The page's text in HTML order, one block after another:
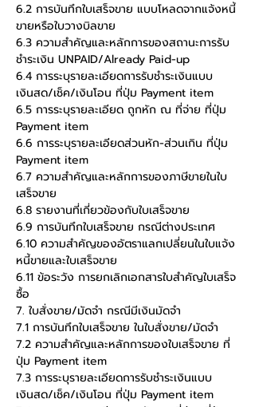
6.2 การบันทึกใบเสร็จขาย แบบโหลดจากแจ้งหนี้
ขายหรือใบวางบิลขาย
6.3 ความสำคัญและหลักการของสถานะการรับ
ชำระเงิน UNPAID/Already Paid-up
6.4 การระบุรายละเอียดการรับชำระเงินแบบ
เงินสด/เช็ค/เงินโอน ที่ปุ่ม Payment item
6.5 การระบุรายละเอียด ถูกหัก ณ ที่จ่าย ที่ปุ่ม
Payment item
6.6 การระบุรายละเอียดส่วนหัก-ส่วนเกิน ที่ปุ่ม
Payment item
6.7 ความสำคัญและหลักการของภาษีขายในใบ
เสร็จขาย
6.8 รายงานที่เกี่ยวข้องกับใบเสร็จขาย
6.9 การบันทึกใบเสร็จขาย กรณีต่างประเทศ
6.10 ความสำคัญของอัตราแลกเปลี่ยนในใบแจ้ง
หนี้ขายและใบเสร็จขาย
6.11 ข้อระวัง การยกเลิกเอกสารใบสำคัญใบเสร็จ
ซื้อ
7. ใบสั่งขาย/มัดจำ กรณีมีเงินมัดจำ
7.1 การบันทึกใบเสร็จขาย ในใบสั่งขาย/มัดจำ
7.2 ความสำคัญและหลักการของใบเสร็จขาย ที่
ปุ่ม Payment item
7.3 การระบุรายละเอียดการรับชำระเงินแบบ
เงินสด/เช็ค/เงินโอน ที่ปุ่ม Payment item